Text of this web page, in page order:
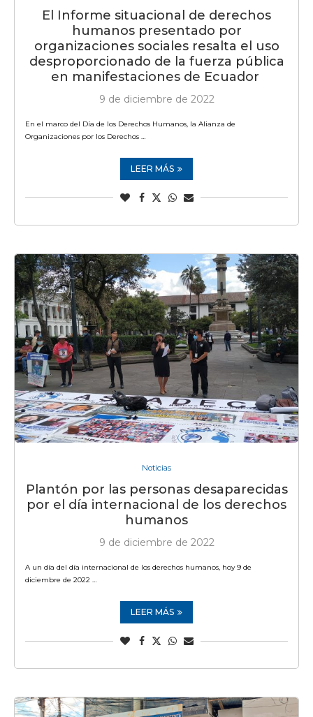
El Informe situacional de derechos
humanos presentado por
organizaciones sociales resalta el uso
desproporcionado de la fuerza pública
en manifestaciones de Ecuador
9 de diciembre de 2022
En el marco del Día de los Derechos Humanos, la Alianza de
Organizaciones por los Derechos …
LEER MÁS
Noticias
Plantón por las personas desaparecidas
por el día internacional de los derechos
humanos
9 de diciembre de 2022
A un día del día internacional de los derechos humanos, hoy 9 de
diciembre de 2022 …
LEER MÁS